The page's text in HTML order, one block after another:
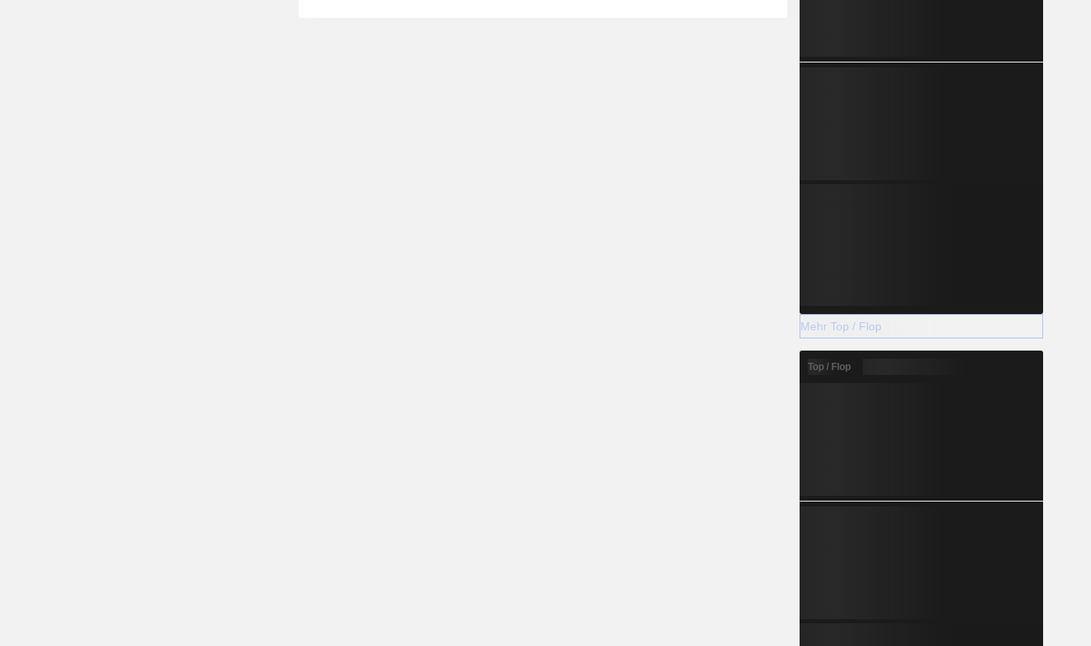
Mehr Top / Flop
Top / Flop